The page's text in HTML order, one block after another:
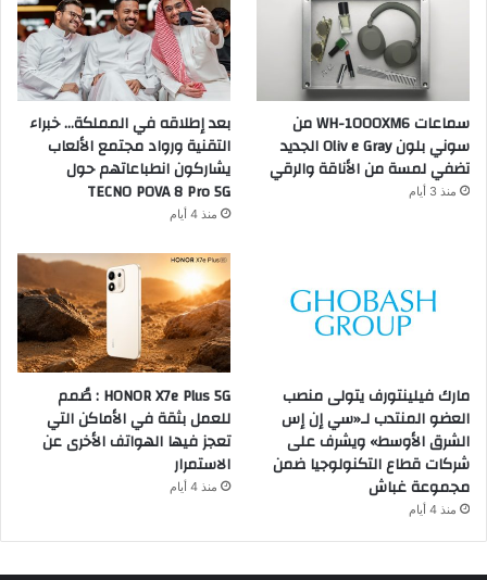
سماعات WH-1000XM6 من
سوني بلون Oliv e Gray الجديد
تضفي لمسة من الأناقة والرقي
منذ 3 أيام
بعد إطلاقه في المملكة… خبراء
التقنية ورواد مجتمع الألعاب
يشاركون انطباعاتهم حول
TECNO POVA 8 Pro 5G
منذ 4 أيام
مارك فيلينتورف يتولى منصب
العضو المنتدب لـ«سي إن إس
الشرق الأوسط» ويشرف على
شركات قطاع التكنولوجيا ضمن
مجموعة غباش
منذ 4 أيام
HONOR X7e Plus 5G : صُمم
للعمل بثقة في الأماكن التي
تعجز فيها الهواتف الأخرى عن
الاستمرار
منذ 4 أيام